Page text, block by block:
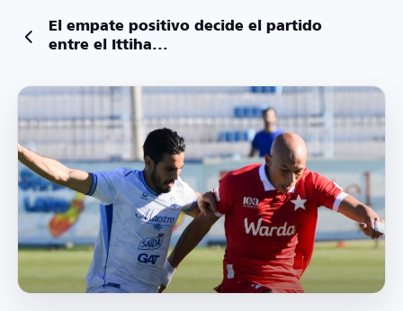
El empate positivo decide el partido
entre el Ittiha...